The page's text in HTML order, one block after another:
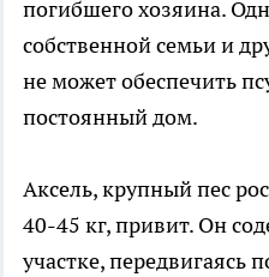
погибшего хозяина.
собственной семьи и
не может обеспечить
постоянный дом.
Аксель, крупный пес
40-45 кг, привит. Он
участке, передвигаясь